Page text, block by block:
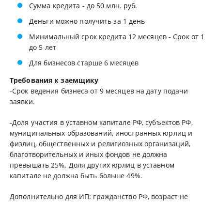
Сумма кредита - до 50 млн. руб.
Деньги можно получить за 1 день
Минимальный срок кредита 12 месяцев - Срок от 1
до 5 лет
Для бизнесов старше 6 месяцев
Требования к заемщику
-Срок ведения бизнеса от 9 месяцев на дату подачи
заявки.
-Доля участия в уставном капитале РФ, субъектов РФ,
муниципальных образований, иностранных юрлиц и
физлиц, общественных и религиозных организаций,
благотворительных и иных фондов не должна
превышать 25%. Доля других юрлиц в уставном
капитале не должна быть больше 49%.
Дополнительно для ИП: гражданство РФ, возраст не